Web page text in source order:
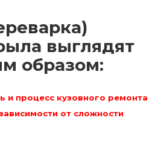
выглядят
образом:
и процесс кузовного ремонта
от сложности